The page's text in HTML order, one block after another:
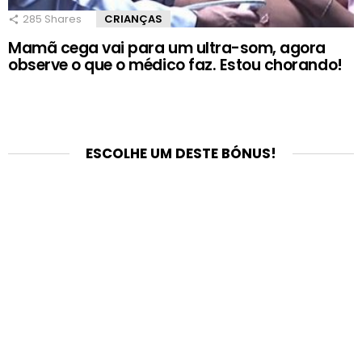
285 Shares CRIANÇAS
Mamã cega vai para um ultra-som, agora
observe o que o médico faz. Estou chorando!
ESCOLHE UM DESTE BÓNUS!